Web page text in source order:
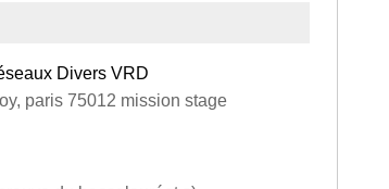
Divers VRD
paris 75012 mission stage